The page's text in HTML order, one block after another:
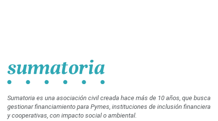
Sumatoria es una asociación civil creada hace más de 10 años, que busca
gestionar financiamiento para Pymes, instituciones de inclusión financiera
y cooperativas, con impacto social o ambiental.